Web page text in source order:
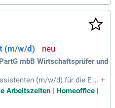
(m/w/d)
mbB Wirtschaftsprüfer und
(m/w/d) für die Erst
Steuererklärungen. Ideal
die Initiative zeigen und als
+
Arbeitszeiten | Homeoffice |